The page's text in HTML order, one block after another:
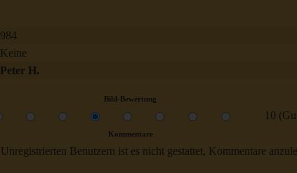
984
Keine
Peter H.
Bild-Bewertung
10
Kommentare
Unregistrierten Benutzern ist es nicht gestattet, Kommentare